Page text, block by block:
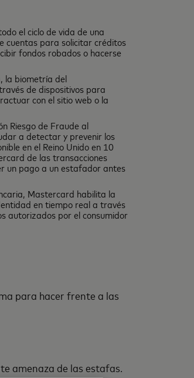
el ciclo de vida de una
cuentas para solicitar créditos
fondos robados o hacerse
la biometría del
de dispositivos para
con el sitio web o la
Riesgo de Fraude al
a detectar y prevenir los
en el Reino Unido en 10
de las transacciones
un pago a un estafador antes
Mastercard habilita la
en tiempo real a través
autorizados por el consumidor
para hacer frente a las
amenaza de las estafas.